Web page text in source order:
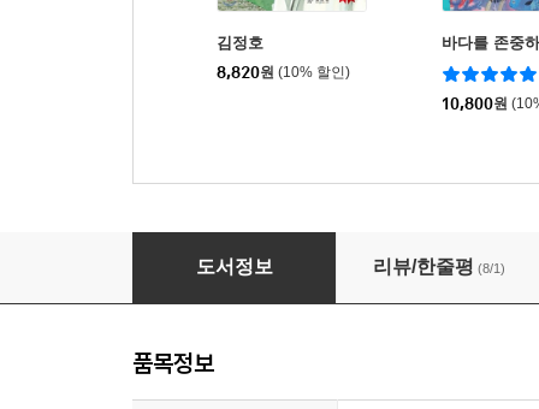
김정호
8,820원 (10% 할인)
바다를 존중
10,800원
아이는 줄고! 노인은 늘고! 달라지는 인구
도서정보 리뷰/한줄평 (8/1)
품목정보